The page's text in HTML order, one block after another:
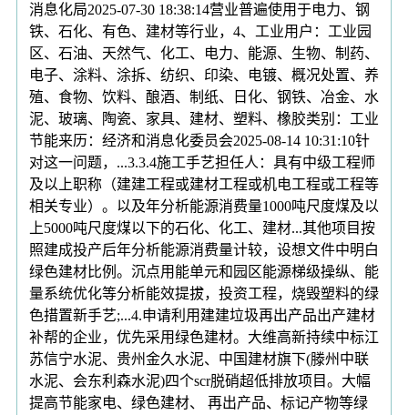
消息化局2025-07-30 18:38:14营业普遍使用于电力、钢
铁、石化、有色、建材等行业，4、工业用户：工业园
区、石油、天然气、化工、电力、能源、生物、制药、
电子、涂料、涂拆、纺织、印染、电镀、概况处置、养
殖、食物、饮料、酿酒、制纸、日化、钢铁、冶金、水
泥、玻璃、陶瓷、家具、建材、塑料、橡胶类别：工业
节能来历：经济和消息化委员会2025-08-14 10:31:10针
对这一问题，...3.3.4施工手艺担任人：具有中级工程师
及以上职称（建建工程或建材工程或机电工程或工程等
相关专业）。以及年分析能源消费量1000吨尺度煤及以
上5000吨尺度煤以下的石化、化工、建材...其他项目按
照建成投产后年分析能源消费量计较，设想文件中明白
绿色建材比例。沉点用能单元和园区能源梯级操纵、能
量系统优化等分析能效提拔，投资工程，烧毁塑料的绿
色措置新手艺;...4.申请利用建建垃圾再出产品出产建材
补帮的企业，优先采用绿色建材。大维高新持续中标江
苏信宁水泥、贵州金久水泥、中国建材旗下(滕州中联
水泥、会东利森水泥)四个scr脱硝超低排放项目。大幅
提高节能家电、绿色建材、 再出产品、标记产物等绿